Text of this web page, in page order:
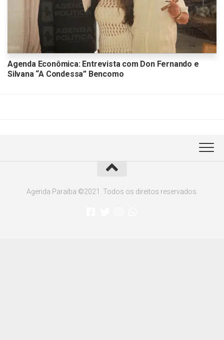
Agenda Econômica: Entrevista com Don Fernando e
Silvana “A Condessa” Bencomo
Agenda Paraíba ©2021. Todos os direitos reservados.